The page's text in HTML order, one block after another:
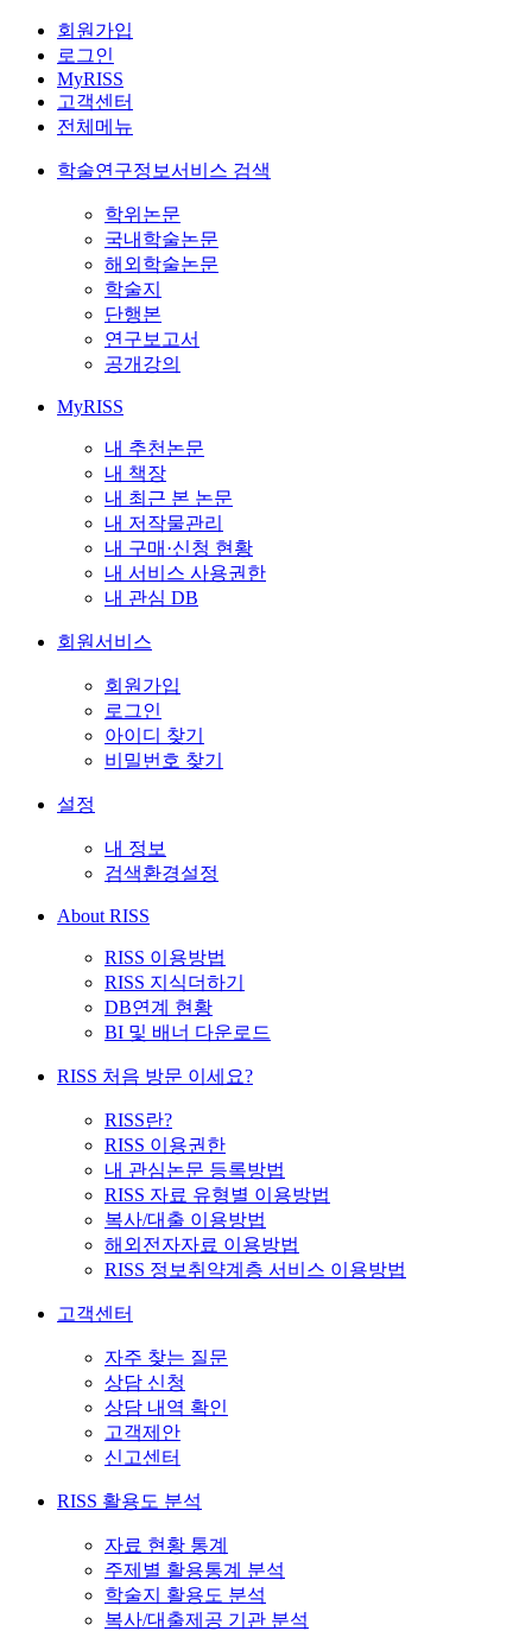
회원가입
로그인
MyRISS
고객센터
전체메뉴
학술연구정보서비스 검색
학위논문
국내학술논문
해외학술논문
학술지
단행본
연구보고서
공개강의
MyRISS
내 추천논문
내 책장
내 최근 본 논문
내 저작물관리
내 구매·신청 현황
내 서비스 사용권한
내 관심 DB
회원서비스
회원가입
로그인
아이디 찾기
비밀번호 찾기
설정
내 정보
검색환경설정
About RISS
RISS 이용방법
RISS 지식더하기
DB연계 현황
BI 및 배너 다운로드
RISS 처음 방문 이세요?
RISS란?
RISS 이용권한
내 관심논문 등록방법
RISS 자료 유형별 이용방법
복사/대출 이용방법
해외전자자료 이용방법
RISS 정보취약계층 서비스 이용방법
고객센터
자주 찾는 질문
상담 신청
상담 내역 확인
고객제안
신고센터
RISS 활용도 분석
자료 현황 통계
주제별 활용통계 분석
학술지 활용도 분석
복사/대출제공 기관 분석